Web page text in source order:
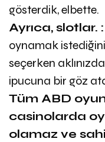
gösterdik, elbette.
Ayrıca, slotlar. :
oynamak
seçerken
ipucuna bir göz
Tüm ABD
casinolarda
olamaz ve